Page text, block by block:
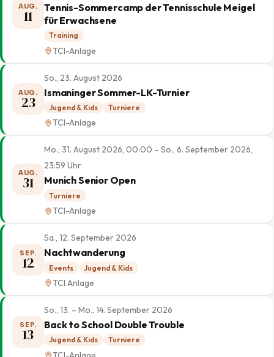
AUG.
11
Tennis-Sommercamp der Tennisschule Meigel
für Erwachsene
Training
TCI-Anlage
AUG.
23
So., 23. August 2026
Ismaninger Sommer-LK-Turnier
Jugend & Kids Turniere
TCI-Anlage
AUG.
31
Mo., 31. August 2026, 00:00 – So., 6. September 2026,
23:59 Uhr
Munich Senior Open
Turniere
TCI-Anlage
SEP.
12
Sa., 12. September 2026
Nachtwanderung
Events Jugend & Kids
TCI Anlage
SEP.
13
So., 13. – Mo., 14. September 2026
Back to School Double Trouble
Jugend & Kids Turniere